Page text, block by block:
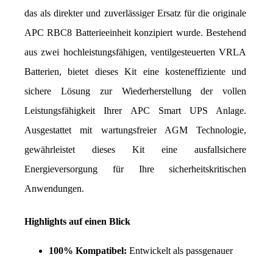
das als direkter und zuverlässiger Ersatz für die originale
APC RBC8 Batterieeinheit konzipiert wurde. Bestehend
aus zwei hochleistungsfähigen, ventilgesteuerten VRLA
Batterien, bietet dieses Kit eine kosteneffiziente und
sichere Lösung zur Wiederherstellung der vollen
Leistungsfähigkeit Ihrer APC Smart UPS Anlage.
Ausgestattet mit wartungsfreier AGM Technologie,
gewährleistet dieses Kit eine ausfallsichere
Energieversorgung für Ihre sicherheitskritischen
Anwendungen.
Highlights auf einen Blick
100% Kompatibel: Entwickelt als passgenauer